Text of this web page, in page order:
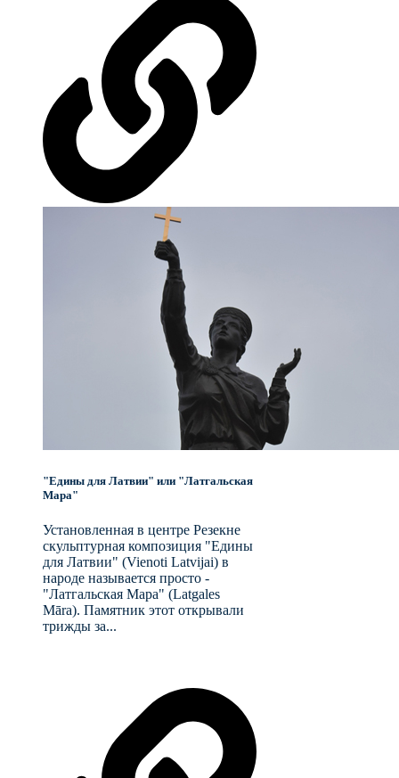
"Едины для Латвии" или "Латгальская
Мара"
Установленная в центре Резекне
скульптурная композиция "Едины
для Латвии" (Vienoti Latvijai) в
народе называется просто -
"Латгальская Мара" (Latgales
Māra). Памятник этот открывали
трижды за...